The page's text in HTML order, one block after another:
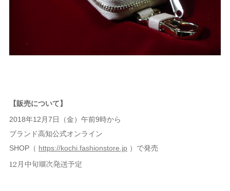
【販売について】
2018年12月7日（金）午前9時から
ブランド高知公式オンライン
SHOP（ https://kochi.fashionstore.jp）で発売
12月中旬順次発送予定